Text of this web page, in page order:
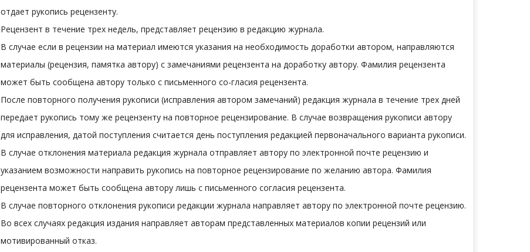
отдает рукопись рецензенту.
Рецензент в течение трех недель, представляет рецензию в редакцию журнала.
В случае если в рецензии на материал имеются указания на необходимость доработки автором, направляются
материалы (рецензия, памятка автору) с замечаниями рецензента на доработку автору. Фамилия рецензента
может быть сообщена автору только с письменного со-гласия рецензента.
После повторного получения рукописи (исправления автором замечаний) редакция журнала в течение трех дней
передает рукопись тому же рецензенту на повторное рецензирование. В случае возвращения рукописи автору
для исправления, датой поступления считается день поступления редакцией первоначального варианта рукописи.
В случае отклонения материала редакция журнала отправляет автору по электронной почте рецензию и
указанием возможности направить рукопись на повторное рецензирование по желанию автора. Фамилия
рецензента может быть сообщена автору лишь с письменного согласия рецензента.
В случае повторного отклонения рукописи редакции журнала направляет автору по электронной почте рецензию.
Во всех случаях редакция издания направляет авторам представленных материалов копии рецензий или
мотивированный отказ.